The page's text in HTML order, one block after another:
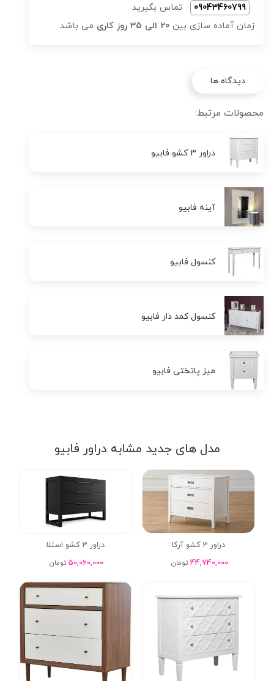
09043460799
تماس بگیرید
زمان آماده سازی بین 20 الی 35 روز کاری می باشد
دیدگاه ها
محصولات مرتبط:
دراور 3 کشو فابیو
آینه فابیو
کنسول فابیو
کنسول کمد دار فابیو
میز پاتختی فابیو
مدل های جدید مشابه دراور فابیو
دراور 3 کشو آرکا
44,740,000 تومان
دراور 3 کشو استلا
50,060,000 تومان